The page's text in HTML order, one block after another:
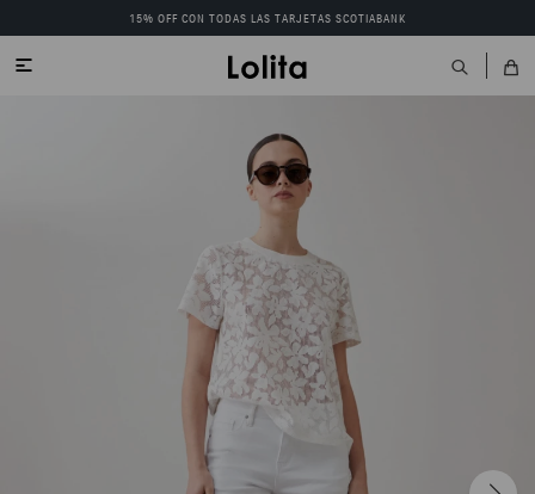
15% OFF CON TODAS LAS TARJETAS SCOTIABANK
